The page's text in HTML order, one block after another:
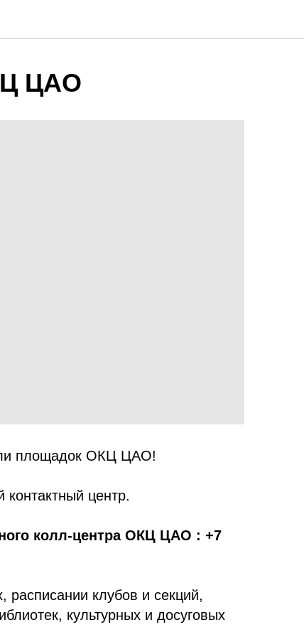
ЦАО
площадок ОКЦ ЦАО!
центр.
колл-центра ОКЦ ЦАО : +7
расписании клубов и секций,
культурных и досуговых